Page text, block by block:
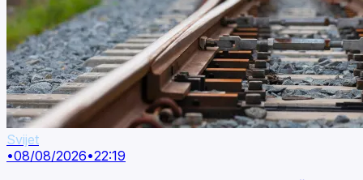
Svijet
•08/08/2026•22:19